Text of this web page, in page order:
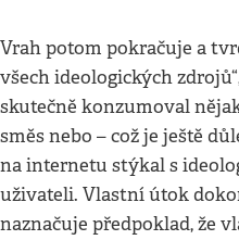
Vrah potom pokračuje a
všech ideologických
skutečně konzumoval
směs nebo – což je ještě
na internetu stýkal s
uživateli. Vlastní útok
naznačuje předpoklad, že